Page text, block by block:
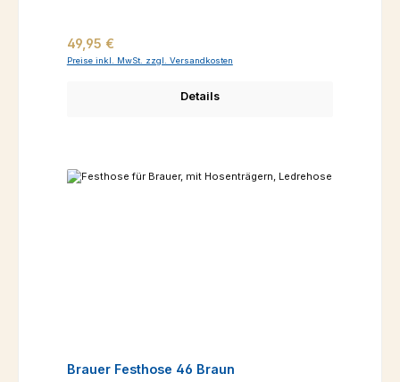
Regulärer Preis:
49,95 €
Preise inkl. MwSt. zzgl. Versandkosten
Details
Brauer Festhose 46 Braun